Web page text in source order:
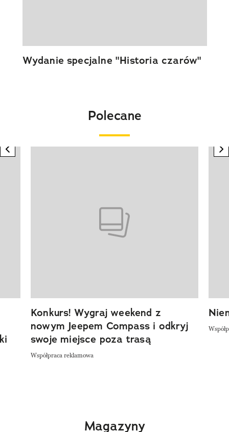
Wydanie specjalne "Historia czarów"
Polecane
previous element
Konkurs! Wygraj weekend z
nowym Jeepem Compass i odkryj
swoje miejsce poza trasą
Współpraca reklamowa
Magazyny